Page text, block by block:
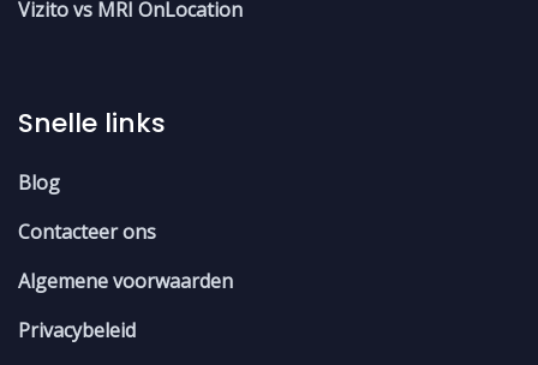
Vizito vs MRI OnLocation
Snelle links
Blog
Contacteer ons
Algemene voorwaarden
Privacybeleid